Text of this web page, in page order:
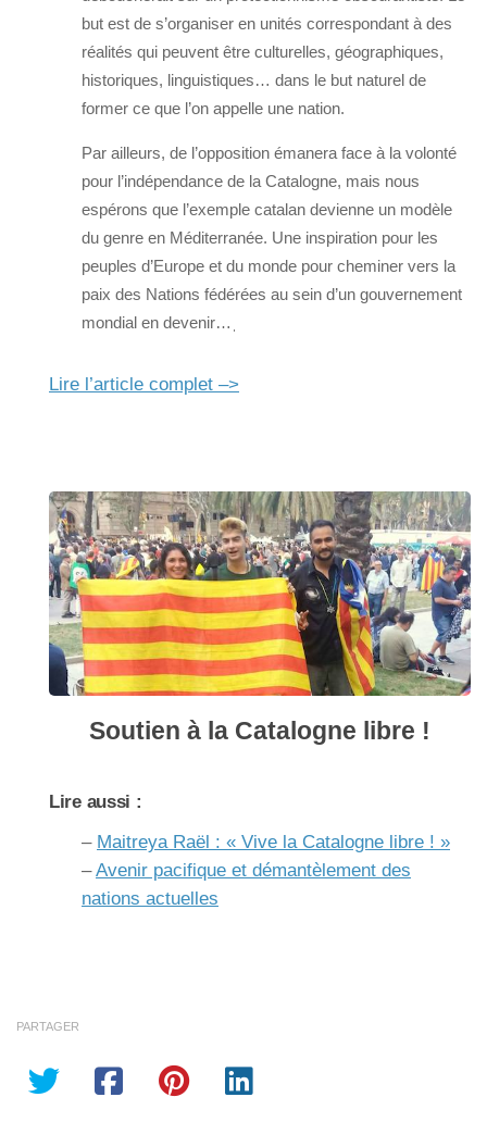
but est de s’organiser en unités correspondant à des
réalités qui peuvent être culturelles, géographiques,
historiques, linguistiques… dans le but naturel de
former ce que l’on appelle une nation.
Par ailleurs, de l’opposition émanera face à la volonté
pour l’indépendance de la Catalogne, mais nous
espérons que l’exemple catalan devienne un modèle
du genre en Méditerranée. Une inspiration pour les
peuples d’Europe et du monde pour cheminer vers la
paix des Nations fédérées au sein d’un gouvernement
mondial en devenir…ˌ
Lire l’article complet –>
Soutien à la Catalogne libre !
Lire aussi :
– Maitreya Raël : « Vive la Catalogne libre ! »
–Avenir pacifique et démantèlement des
nations actuelles
PARTAGER